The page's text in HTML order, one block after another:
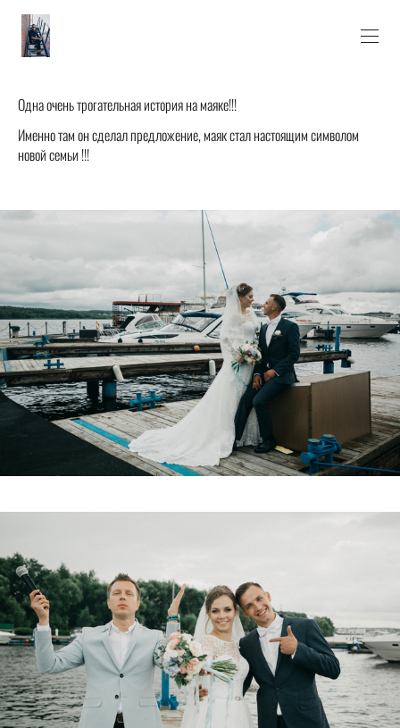
Одна очень трогательная история на маяке!!!
Именно там он сделал предложение, маяк стал настоящим символом
новой семьи !!!